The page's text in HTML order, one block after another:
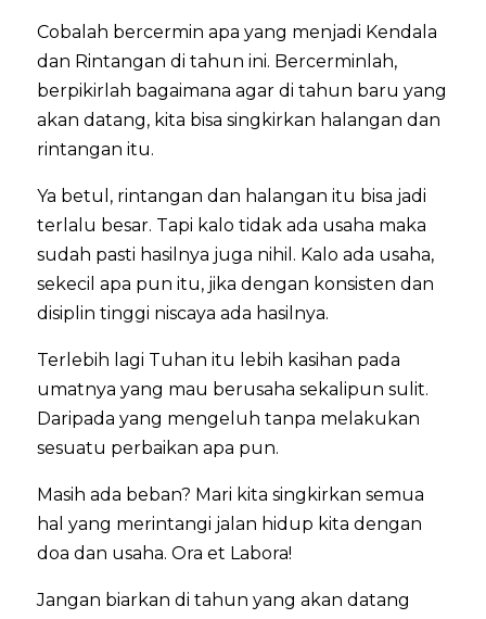
Cobalah bercermin apa yang menjadi Kendala
dan Rintangan di tahun ini. Bercerminlah,
berpikirlah bagaimana agar di tahun baru yang
akan datang, kita bisa singkirkan halangan dan
rintangan itu.
Ya betul, rintangan dan halangan itu bisa jadi
terlalu besar. Tapi kalo tidak ada usaha maka
sudah pasti hasilnya juga nihil. Kalo ada usaha,
sekecil apa pun itu, jika dengan konsisten dan
disiplin tinggi niscaya ada hasilnya.
Terlebih lagi Tuhan itu lebih kasihan pada
umatnya yang mau berusaha sekalipun sulit.
Daripada yang mengeluh tanpa melakukan
sesuatu perbaikan apa pun.
Masih ada beban? Mari kita singkirkan semua
hal yang merintangi jalan hidup kita dengan
doa dan usaha. Ora et Labora!
Jangan biarkan di tahun yang akan datang